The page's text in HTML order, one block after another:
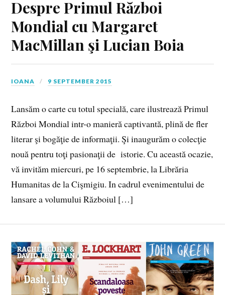
Despre Primul Război
Mondial cu Margaret
MacMillan şi Lucian Boia
IOANA 9 SEPTEMBER 2015
Lansăm o carte cu totul specială, care ilustrează Primul
Război Mondial intr-o manieră captivantă, plină de fler
literar şi bogăţie de informaţii. Şi inaugurăm o colecţie
nouă pentru toţi pasionaţii de istorie. Cu această ocazie,
vă invităm miercuri, pe 16 septembrie, la Librăria
Humanitas de la Cişmigiu. In cadrul evenimentului de
lansare a volumului Războiul […]